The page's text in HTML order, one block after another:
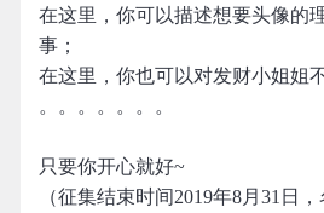
在这里，你可以描述想要头像的
事；
在这里，你也可以对发财小姐姐
。。。。。。。
只要你开心就好~
（征集结束时间2019年8月31日，